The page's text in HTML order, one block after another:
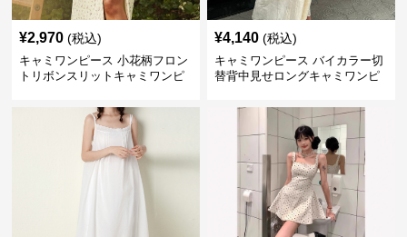
¥2,970 (税込)
キャミワンピース 小花柄フロン
トリボンスリットキャミワンピ
¥4,140 (税込)
キャミワンピース バイカラー切
替背中見せロングキャミワンピ